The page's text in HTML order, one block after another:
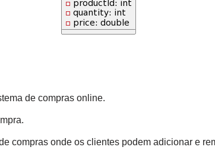
de compras online.
compras onde os clientes podem adicionar e